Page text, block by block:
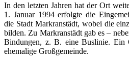
In den letzten Jahren hat der Ort
1. Januar 1994 erfolgte die
die Stadt Markranstädt, wobei die
bilden. Zu Markranstädt gab es –
Bindungen, z. B. eine Buslinie. Ein
ehemalige Großgemeinde.